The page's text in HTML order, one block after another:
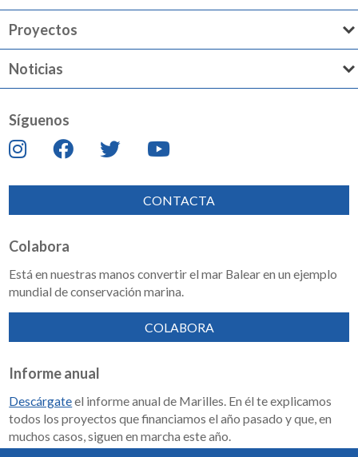
Proyectos
Noticias
Síguenos
CONTACTA
Colabora
Está en nuestras manos convertir el mar Balear en un ejemplo
mundial de conservación marina.
COLABORA
Informe anual
Descárgateel informe anual de Marilles. En él te explicamos
todos los proyectos que financiamos el año pasado y que, en
muchos casos, siguen en marcha este año.